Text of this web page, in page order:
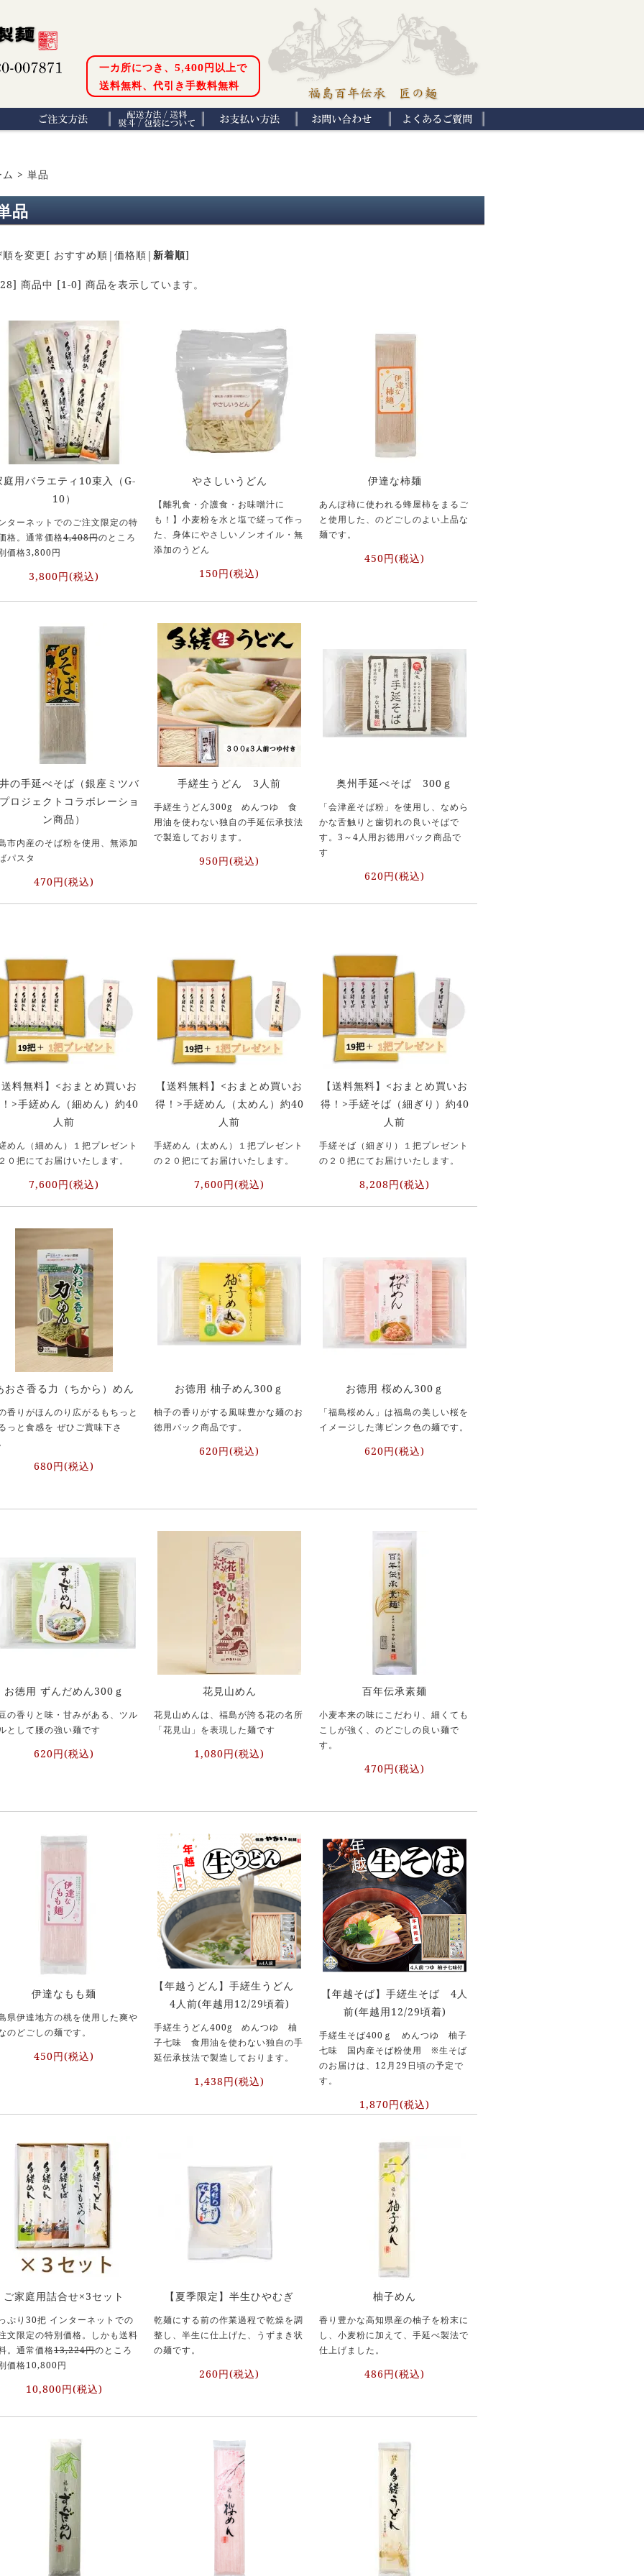
一カ所につき、5,400円以上で
送料無料、代引き手数料無料
> 単品
品
を変更[ おすすめ順 | 価格順 | 新着順]
28] 商品中 [1-0] 商品を表示しています。
庭用バラエティ10束入（G-
10）
ターネットでのご注文限定の特
格。通常価格4,408円のところ
価格3,800円
3,800円(税込)
やさしいうどん
【離乳食・介護食・お味噌汁に
も！】小麦粉を水と塩で縒って作っ
た、身体にやさしいノンオイル・無
添加のうどん
150円(税込)
伊達な柿麺
あんぽ柿に使われる蜂屋柿をまるご
と使用した、のどごしのよい上品な
麺です。
450円(税込)
の手延べそば（銀座ミツバ
ロジェクトコラボレーショ
ン商品）
市内産のそば粉を使用、無添加
パスタ
470円(税込)
手縒生うどん 3人前
手縒生うどん300g めんつゆ 食
用油を使わない独自の手延伝承技法
で製造しております。
950円(税込)
奥州手延べそば 300ｇ
「会津産そば粉」を使用し、なめら
かな舌触りと歯切れの良いそばで
す。3～4人用お徳用パック商品で
す
620円(税込)
料無料】<おまとめ買いお
>手縒めん（細めん）約40
人前
めん（細めん）１把プレゼント
０把にてお届けいたします。
7,600円(税込)
【送料無料】<おまとめ買いお
得！>手縒めん（太めん）約40
人前
手縒めん（太めん）１把プレゼント
の２０把にてお届けいたします。
7,600円(税込)
【送料無料】<おまとめ買いお
得！>手縒そば（細ぎり）約40
人前
手縒そば（細ぎり）１把プレゼント
の２０把にてお届けいたします。
8,208円(税込)
おさ香る力（ちから）めん
香りがほんのり広がるもちっと
っと食感を ぜひご賞味下さ
680円(税込)
お徳用 柚子めん300ｇ
柚子の香りがする風味豊かな麺のお
徳用パック商品です。
620円(税込)
お徳用 桜めん300ｇ
「福島桜めん」は福島の美しい桜を
イメージした薄ピンク色の麺です。
620円(税込)
お徳用 ずんだめん300ｇ
の香りと味・甘みがある、ツル
として腰の強い麺です
620円(税込)
花見山めん
花見山めんは、福島が誇る花の名所
「花見山」を表現した麺です
1,080円(税込)
百年伝承素麺
小麦本来の味にこだわり、細くても
こしが強く、のどごしの良い麺で
す。
470円(税込)
伊達なもも麺
県伊達地方の桃を使用した爽や
のどごしの麺です。
450円(税込)
【年越うどん】手縒生うどん
4人前(年越用12/29頃着)
手縒生うどん400g めんつゆ 柚
子七味 食用油を使わない独自の手
延伝承技法で製造しております。
1,438円(税込)
【年越そば】手縒生そば 4人
前(年越用12/29頃着)
手縒生そば400ｇ めんつゆ 柚子
七味 国内産そば粉使用 ※生そば
のお届けは、12月29日頃の予定で
す。
1,870円(税込)
ご家庭用詰合せ×3セット
ぷり30把 インターネットでの
文限定の特別価格。しかも送料
。通常価格13,224円のところ
価格10,800円
10,800円(税込)
【夏季限定】半生ひやむぎ
乾麺にする前の作業過程で乾燥を調
整し、半生に仕上げた、うずまき状
の麺です。
260円(税込)
柚子めん
香り豊かな高知県産の柚子を粉末に
し、小麦粉に加えて、手延べ製法で
仕上げました。
486円(税込)